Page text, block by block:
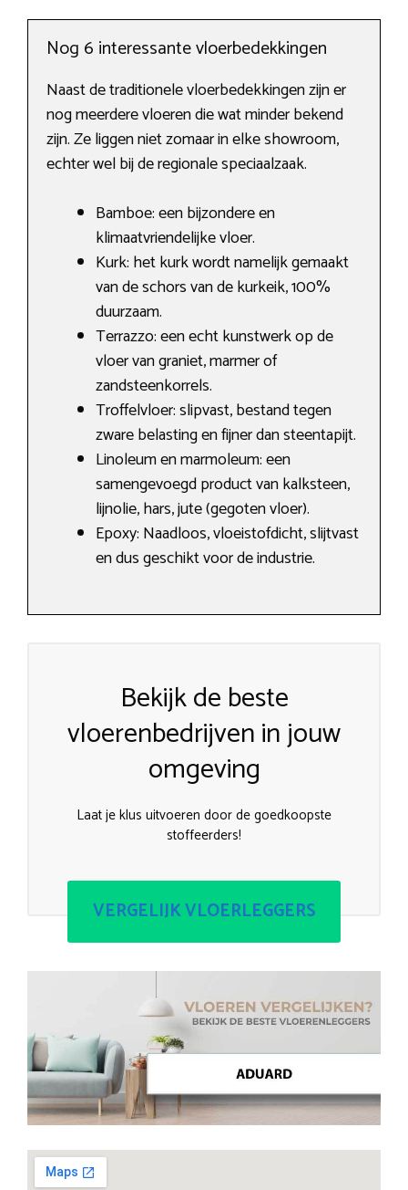
Nog 6 interessante vloerbedekkingen
Naast de traditionele vloerbedekkingen zijn er
nog meerdere vloeren die wat minder bekend
zijn. Ze liggen niet zomaar in elke showroom,
echter wel bij de regionale speciaalzaak.
Bamboe: een bijzondere en
klimaatvriendelijke vloer.
Kurk: het kurk wordt namelijk gemaakt
van de schors van de kurkeik, 100%
duurzaam.
Terrazzo: een echt kunstwerk op de
vloer van graniet, marmer of
zandsteenkorrels.
Troffelvloer: slipvast, bestand tegen
zware belasting en fijner dan steentapijt.
Linoleum en marmoleum: een
samengevoegd product van kalksteen,
lijnolie, hars, jute (gegoten vloer).
Epoxy: Naadloos, vloeistofdicht, slijtvast
en dus geschikt voor de industrie.
Bekijk de beste
vloerenbedrijven in jouw
omgeving
Laat je klus uitvoeren door de goedkoopste
stoffeerders!
VERGELIJK VLOERLEGGERS